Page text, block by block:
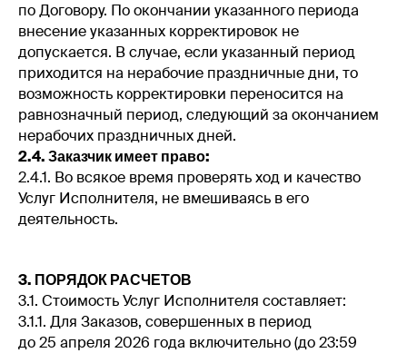
по Договору. По окончании указанного периода
внесение указанных корректировок не
допускается. В случае, если указанный период
приходится на нерабочие праздничные дни, то
возможность корректировки переносится на
равнозначный период, следующий за окончанием
нерабочих праздничных дней.
2.4. Заказчик имеет право:
2.4.1. Во всякое время проверять ход и качество
Услуг Исполнителя, не вмешиваясь в его
деятельность.
3. ПОРЯДОК РАСЧЕТОВ
3.1. Стоимость Услуг Исполнителя составляет:
3.1.1. Для Заказов, совершенных в период
до 25 апреля 2026 года включительно (до 23:59